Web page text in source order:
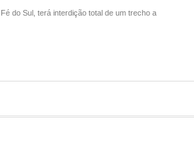
do Sul, terá interdição total de um trecho a